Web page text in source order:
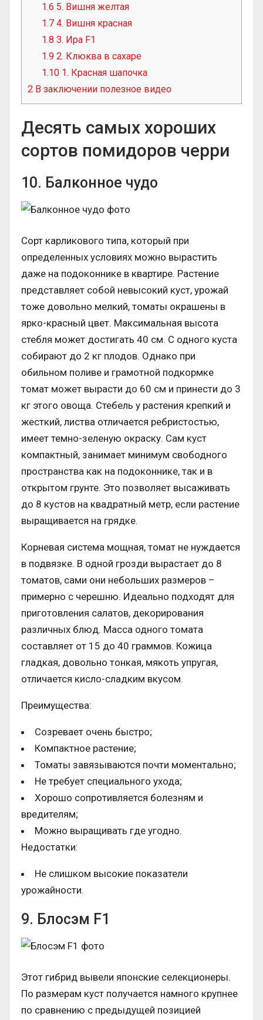
1.6 5. Вишня желтая
1.7 4. Вишня красная
1.8 3. Ира F1
1.9 2. Клюква в сахаре
1.10 1. Красная шапочка
2 В заключении полезное видео
Десять самых хороших
сортов помидоров черри
10. Балконное чудо
Сорт карликового типа, который при
определенных условиях можно вырастить
даже на подоконнике в квартире. Растение
представляет собой невысокий куст, урожай
тоже довольно мелкий, томаты окрашены в
ярко-красный цвет. Максимальная высота
стебля может достигать 40 см. С одного куста
собирают до 2 кг плодов. Однако при
обильном поливе и грамотной подкормке
томат может вырасти до 60 см и принести до 3
кг этого овоща. Стебель у растения крепкий и
жесткий, листва отличается ребристостью,
имеет темно-зеленую окраску. Сам куст
компактный, занимает минимум свободного
пространства как на подоконнике, так и в
открытом грунте. Это позволяет высаживать
до 8 кустов на квадратный метр, если растение
выращивается на грядке.
Корневая система мощная, томат не нуждается
в подвязке. В одной грозди вырастает до 8
томатов, сами они небольших размеров –
примерно с черешню. Идеально подходят для
приготовления салатов, декорирования
различных блюд. Масса одного томата
составляет от 15 до 40 граммов. Кожица
гладкая, довольно тонкая, мякоть упругая,
отличается кисло-сладким вкусом.
Преимущества:
Созревает очень быстро;
Компактное растение;
Томаты завязываются почти моментально;
Не требует специального ухода;
Хорошо сопротивляется болезням и
вредителям;
Можно выращивать где угодно.
Недостатки:
Не слишком высокие показатели
урожайности.
9. Блосэм F1
Этот гибрид вывели японские селекционеры.
По размерам куст получается намного крупнее
по сравнению с предыдущей позицией